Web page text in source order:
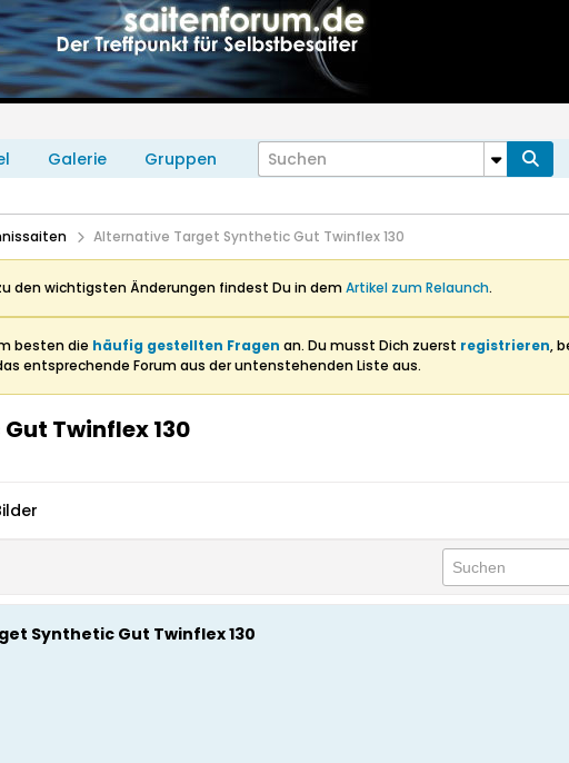
Galerie Gruppen
Alternative Target Synthetic Gut Twinflex 130
den wichtigsten Änderungen findest Du in demArtikel zum Relaunch.
besten die häufig gestellten Fragen an. Du musst Dich zuerst registrieren,
entsprechende Forum aus der untenstehenden Liste aus.
Twinflex 130
Synthetic Gut Twinflex 130